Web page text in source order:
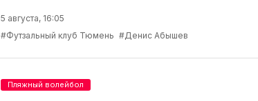
5 августа, 16:05
#Футзальный клуб Тюмень #Денис Абышев
Пляжный волейбол